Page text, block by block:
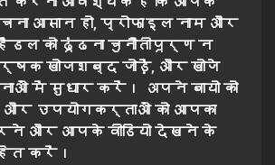
आसान हो, प्रोफाइल नाम और
को ढूंढना चुनौतीपूर्ण न
खोजशब्द जोड़ें, और खोजे
में सुधार करें। अपने बायो को
और उपयोगकर्ताओं को आपका
और आपके वीडियो देखने के
करें।